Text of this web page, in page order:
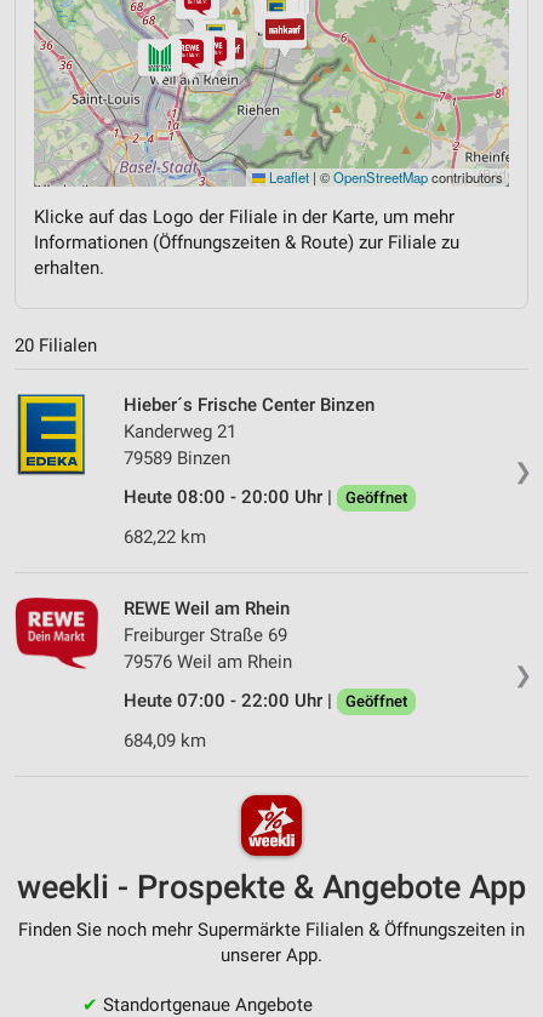
Leaflet | ©OpenStreetMapcontributors
Klicke auf das Logo der Filiale in der Karte, um mehr
Informationen (Öffnungszeiten & Route) zur Filiale zu
erhalten.
20 Filialen
❯
Hieber´s Frische Center Binzen
Kanderweg 21
79589 Binzen
Heute 08:00 - 20:00 Uhr |
Geöffnet
682,22 km
❯
REWE Weil am Rhein
Freiburger Straße 69
79576 Weil am Rhein
Heute 07:00 - 22:00 Uhr |
Geöffnet
684,09 km
weekli - Prospekte & Angebote App
Finden Sie noch mehr Supermärkte Filialen & Öffnungszeiten in
unserer App.
✔ Standortgenaue Angebote